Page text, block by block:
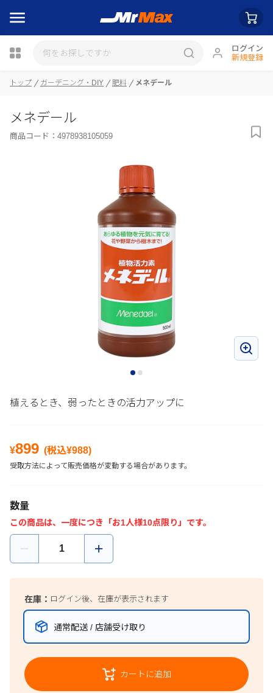
ログイン
新規登録
瓶詰
トップ ガーデニング・DIY 肥料 メネデール
メネデール
商品コード： 4978938105059
植えるとき、弱ったときの活力アップに
¥899 (税込¥988)
受取方法によって販売価格が変動する場合があります。
数量
この商品は、一度につき「お1人様10点限り」です。
在庫： ログイン後、在庫が表示されます
通常配送 / 店舗受け取り
カートに追加